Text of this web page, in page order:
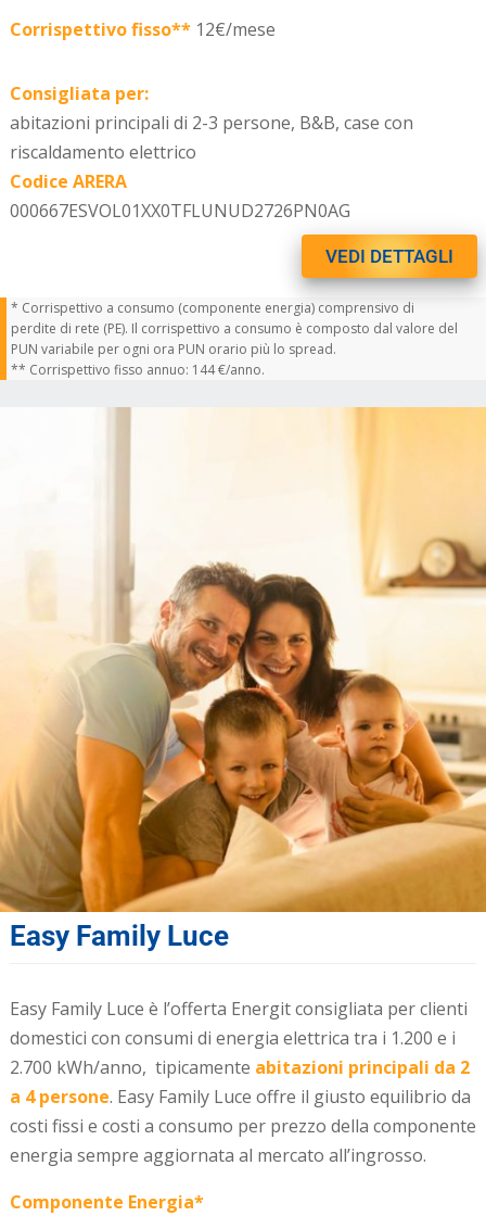
Corrispettivo fisso** 12€/mese
Consigliata per:
abitazioni principali di 2-3 persone, B&B, case con
riscaldamento elettrico
Codice ARERA
000667ESVOL01XX0TFLUNUD2726PN0AG
VEDI DETTAGLI
* Corrispettivo a consumo (componente energia) comprensivo di
perdite di rete (PE). Il corrispettivo a consumo è composto dal valore del
PUN variabile per ogni ora PUN orario più lo spread.
** Corrispettivo fisso annuo: 144 €/anno.
Easy Family Luce
Easy Family Luce è l’offerta Energit consigliata per clienti
domestici con consumi di energia elettrica tra i 1.200 e i
2.700 kWh/anno, tipicamente abitazioni principali da 2
a 4 persone. Easy Family Luce offre il giusto equilibrio da
costi fissi e costi a consumo per prezzo della componente
energia sempre aggiornata al mercato all’ingrosso.
Componente Energia*